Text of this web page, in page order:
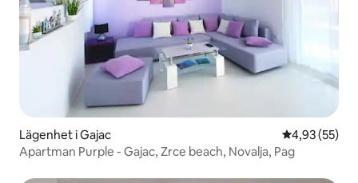
Lägenhet i Gajac 4,93 av 5 i
4,93 (55)
Apartman Purple - Gajac, Zrce beach, Novalja, Pag